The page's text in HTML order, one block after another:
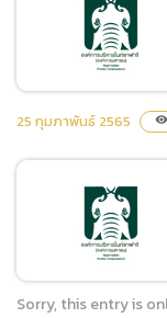
(ภาษาไทย) ประกาศผู้ชนะ
เสนอราคา ซื้อวัสดุงานโย
โดยวิธีเฉพาะเจาะจง
25 กุมภาพันธ์ 2565 visibility
Sorry, this entry is